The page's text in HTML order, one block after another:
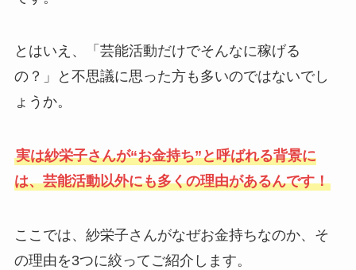
とはいえ、「芸能活動だけでそんなに稼げる
の？」と不思議に思った方も多いのではないでし
ょうか。
実は紗栄子さんが“お金持ち”と呼ばれる背景に
は、芸能活動以外にも多くの理由があるんです！
ここでは、紗栄子さんがなぜお金持ちなのか、そ
の理由を3つに絞ってご紹介します。